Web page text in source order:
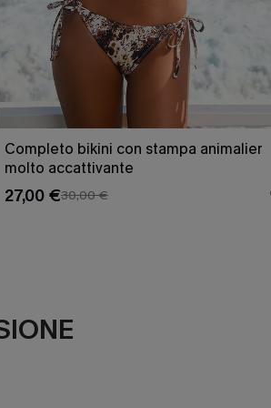
Completo bikini con stampa animalier
molto accattivante
27,00 €30,00 €